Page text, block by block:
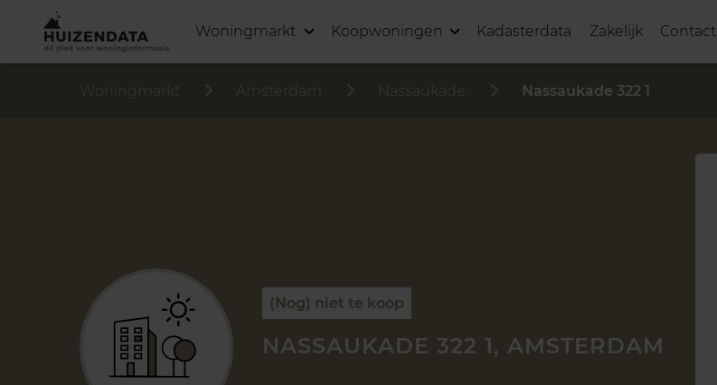
Woningmarkt Koopwoningen Kadasterdata Zakelijk Contact
Woningmarkt Amsterdam Nassaukade Nassaukade 322 1
(Nog) niet te koop
NASSAUKADE 322 1, AMSTERDAM